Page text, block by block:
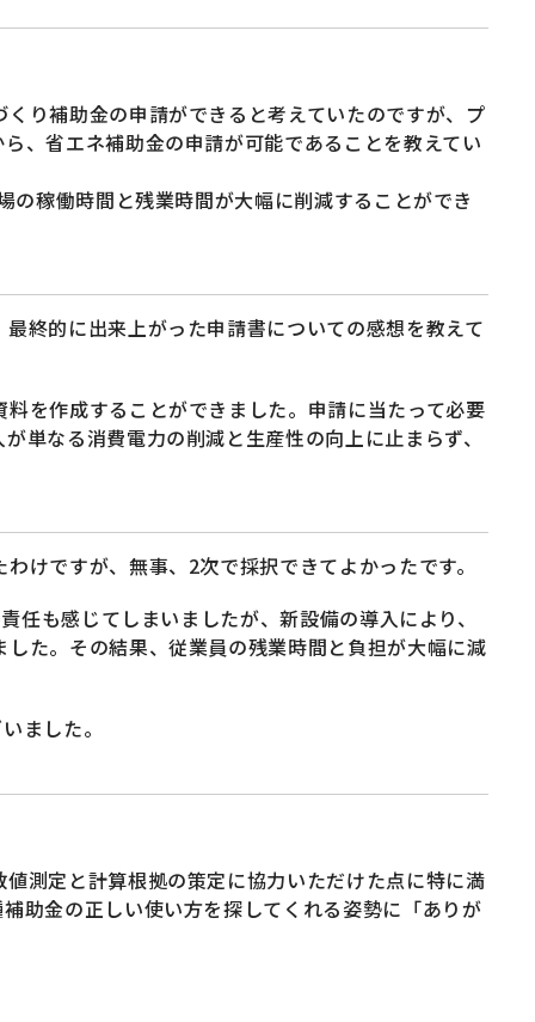
り補助金の申請ができると考えていたのですが、プ
、省エネ補助金の申請が可能であることを教えてい
稼働時間と残業時間が大幅に削減することができ
終的に出来上がった申請書についての感想を教えて
を作成することができました。申請に当たって必要
単なる消費電力の削減と生産性の向上に止まらず、
ですが、無事、2次で採択できてよかったです。
も感じてしまいましたが、新設備の導入により、
た。その結果、従業員の残業時間と負担が大幅に減
ました。
測定と計算根拠の策定に協力いただけた点に特に満
助金の正しい使い方を探してくれる姿勢に「ありが